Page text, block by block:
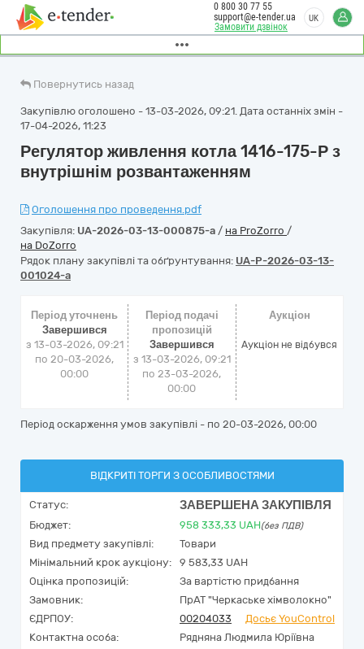
Замовити дзвінок
0 800 30 77 55
support@e-tender.ua
UK
Повернутись назад
Закупівлю оголошено - 13-03-2026, 09:21. Дата останніх змін -
17-04-2026, 11:23
Регулятор живлення котла 1416-175-Р з
внутрішнім розвантаженням
Оголошення про проведення.pdf
Закупівля: UA-2026-03-13-000875-a / на ProZorro /
на DoZorro
Рядок плану закупівлі та обґрунтування: UA-P-2026-03-13-
001024-a
Період уточнень
Завершився
з 13-03-2026, 09:21
по 20-03-2026,
00:00
Період подачі
пропозицій
Завершився
з 13-03-2026, 09:21
по 23-03-2026,
00:00
Аукціон
Аукціон не відбувся
Період оскарження умов закупівлі - по 20-03-2026, 00:00
ВІДКРИТІ ТОРГИ З ОСОБЛИВОСТЯМИ
Статус: ЗАВЕРШЕНА ЗАКУПІВЛЯ
Бюджет: 958 333,33 UAH(без ПДВ)
Вид предмету закупівлі:
Товари
Мінімальний крок аукціону:
9 583,33 UAH
Оцінка пропозицій:
За вартістю придбання
Замовник:
ПрАТ "Черкаське хімволокно"
ЄДРПОУ:
00204033
Досьє YouControl
Контактна особа:
Рядняна Людмила Юріївна